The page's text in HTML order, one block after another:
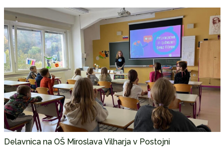
Delavnica na OŠ Miroslava Vilharja v Postojni